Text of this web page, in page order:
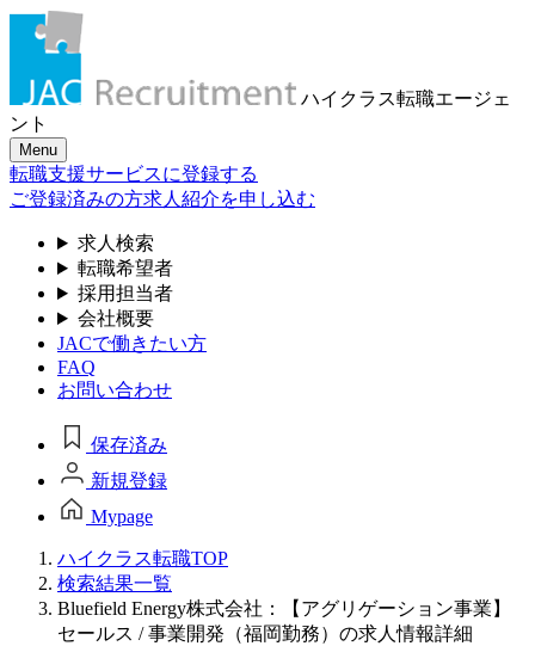
ハイクラス転職エージェ
ント
Menu
転職支援サービスに登録する
ご登録済みの方求人紹介を申し込む
求人検索
転職希望者
採用担当者
会社概要
JACで働きたい方
FAQ
お問い合わせ
保存済み
新規登録
Mypage
ハイクラス転職TOP
検索結果一覧
Bluefield Energy株式会社：【アグリゲーション事業】
セールス / 事業開発（福岡勤務）の求人情報詳細